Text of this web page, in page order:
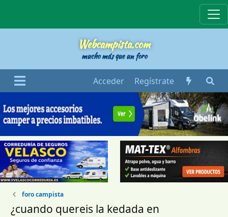
Webcampista.com
mucho más que un foro
Acceder Regístrate
foro campista
¿cuando quereis la kedada en